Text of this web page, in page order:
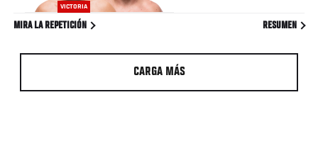
VICTORIA
MIRA LA REPETICIÓN RESUMEN
CARGA MÁS